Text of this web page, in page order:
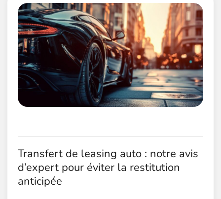
Transfert de leasing auto : notre avis
d’expert pour éviter la restitution
anticipée